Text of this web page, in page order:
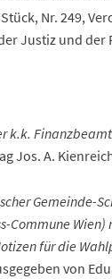
Nr. 249,
Justiz und der
k.k.
Jos. A.
Gemeinde-
Commune
für die
von